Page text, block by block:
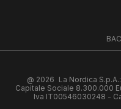
@ 2026 La Nordica
Capitale Sociale 8.300.000
Iva IT00546030248 -